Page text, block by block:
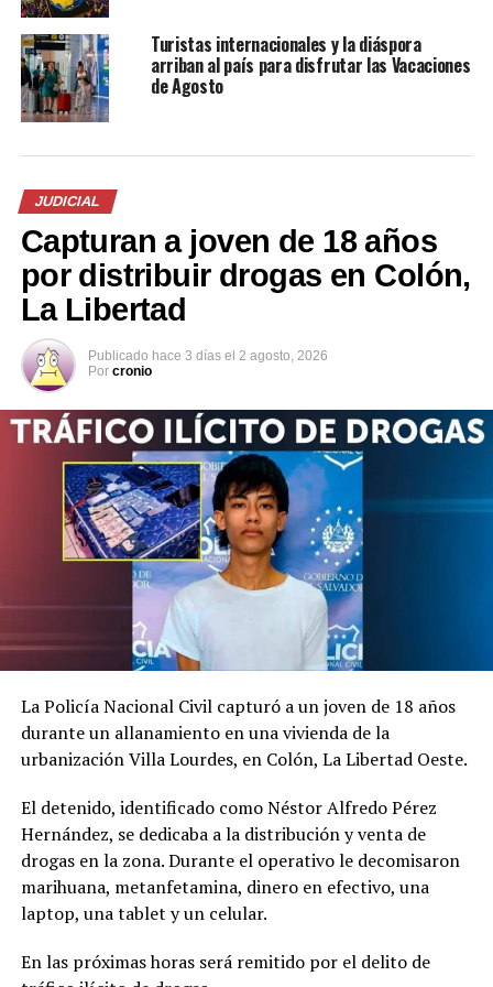
A los pandilleros se les atribuye el uso de niños para
movilizar la droga, cobrar la extorsión, mover las armas
de fuego para evitar cualquier tipo de sospecha por
parte de la policía en esos momentos.
Comparte esto:
Facebook X
Me gusta esto:
Relacionado
continúan siendo juzgados
30 abril, 2026
En «Principal»
la MS capturado en
Guatemala y entregado a El
25 mayo, 2023
de condenas por crímenes
Turistas internacionales y la diáspora
arriban al país para disfrutar las Vacaciones
de Agosto
JUDICIAL
Capturan a joven de 18 años
por distribuir drogas en Colón,
La Libertad
Publicado hace 3 días el 2 agosto, 2026
Por cronio
La Policía Nacional Civil capturó a un joven de 18 años
durante un allanamiento en una vivienda de la
urbanización Villa Lourdes, en Colón, La Libertad Oeste.
El detenido, identificado como Néstor Alfredo Pérez
Hernández, se dedicaba a la distribución y venta de
drogas en la zona. Durante el operativo le decomisaron
marihuana, metanfetamina, dinero en efectivo, una
laptop, una tablet y un celular.
En las próximas horas será remitido por el delito de